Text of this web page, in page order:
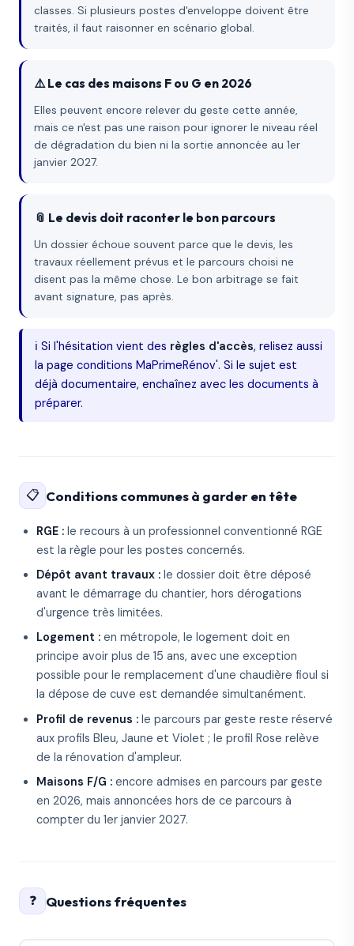
classes. Si plusieurs postes d'enveloppe doivent être
traités, il faut raisonner en scénario global.
⚠️ Le cas des maisons F ou G en 2026
Elles peuvent encore relever du geste cette année,
mais ce n'est pas une raison pour ignorer le niveau réel
de dégradation du bien ni la sortie annoncée au 1er
janvier 2027.
📎 Le devis doit raconter le bon parcours
Un dossier échoue souvent parce que le devis, les
travaux réellement prévus et le parcours choisi ne
disent pas la même chose. Le bon arbitrage se fait
avant signature, pas après.
ℹ️ Si l'hésitation vient des règles d'accès, relisez aussi
la page conditions MaPrimeRénov'. Si le sujet est
déjà documentaire, enchaînez avec les documents à
préparer.
📋 Conditions communes à garder en tête
RGE : le recours à un professionnel conventionné RGE
est la règle pour les postes concernés.
Dépôt avant travaux : le dossier doit être déposé
avant le démarrage du chantier, hors dérogations
d'urgence très limitées.
Logement : en métropole, le logement doit en
principe avoir plus de 15 ans, avec une exception
possible pour le remplacement d'une chaudière fioul si
la dépose de cuve est demandée simultanément.
Profil de revenus : le parcours par geste reste réservé
aux profils Bleu, Jaune et Violet ; le profil Rose relève
de la rénovation d'ampleur.
Maisons F/G : encore admises en parcours par geste
en 2026, mais annoncées hors de ce parcours à
compter du 1er janvier 2027.
❓ Questions fréquentes